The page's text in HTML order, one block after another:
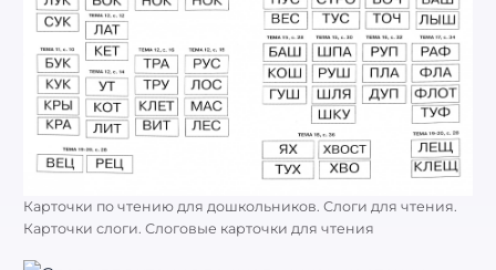
Карточки по чтению для дошкольников. Слоги для чтения.
Карточки слоги. Слоговые карточки для чтения